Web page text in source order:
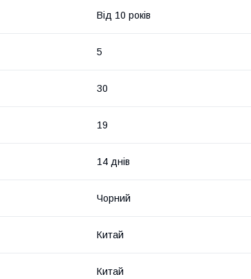
Від 10 років
5
30
19
14 днів
Чорний
Китай
Китай